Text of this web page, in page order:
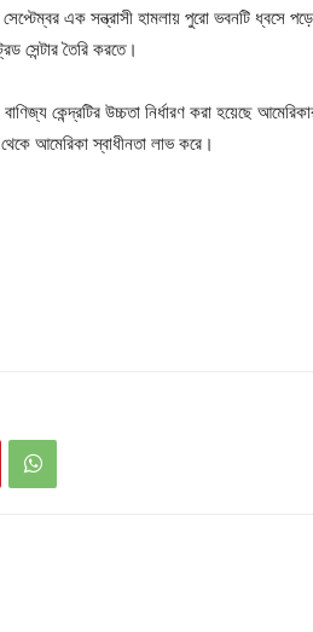
এক সন্ত্রাসী হামলায় পুরো ভবনটি ধ্বসে
সেন্টার তৈরি করতে।
কেন্দ্রটির উচ্চতা নির্ধারণ করা হয়েছে
আমেরিকা স্বাধীনতা লাভ করে।